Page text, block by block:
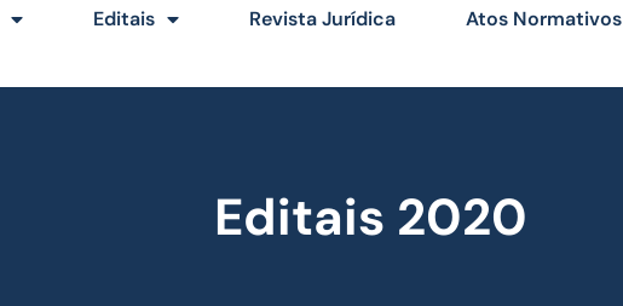
Editais Revista Jurídica Atos Normativos
Editais 2020